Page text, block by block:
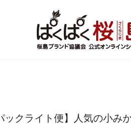
ックライト便】人気の小み